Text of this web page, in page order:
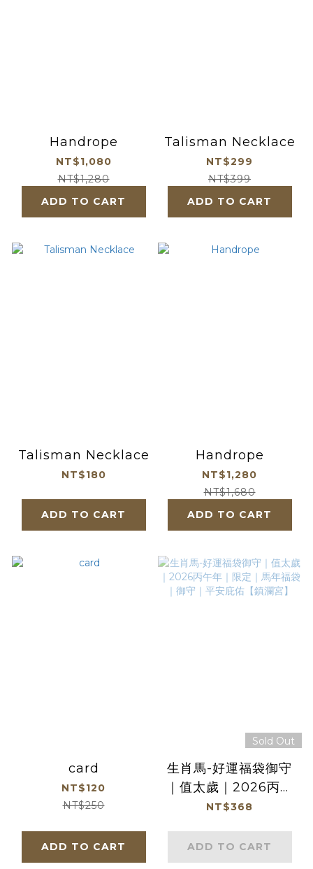
Handrope
NT$1,080
NT$1,280
ADD TO CART
Talisman Necklace
NT$299
NT$399
ADD TO CART
Talisman Necklace
NT$180
ADD TO CART
Handrope
NT$1,280
NT$1,680
ADD TO CART
card
NT$120
NT$250
ADD TO CART
Sold Out
生肖馬-好運福袋御守
｜值太歲｜2026丙午
年｜限定｜馬年福袋｜
宮】
NT$368
ADD TO CART